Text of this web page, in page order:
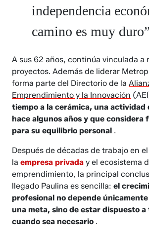
independencia
camino es muy
A sus 62 años, continúa vinculada a
proyectos. Además de liderar
forma parte del Directorio de la
Emprendimiento y la Innovación
tiempo a la cerámica, una actividad
hace algunos años y que considera
para su equilibrio personal .
Después de décadas de trabajo en
laempresa privada y el ecosistema
emprendimiento, la principal
llegado Paulina es sencilla:el
profesional no depende
una meta, sino de estar dispuesto
cuando sea necesario .